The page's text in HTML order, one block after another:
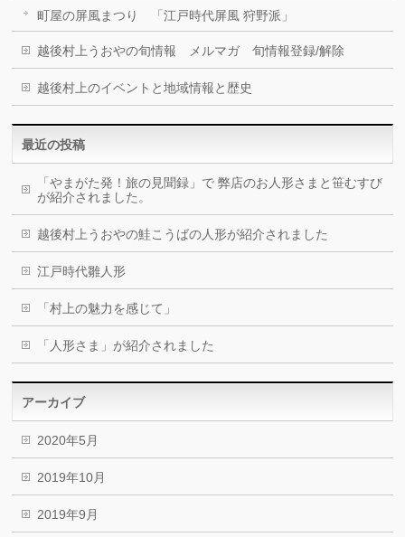
町屋の屏風まつり 「江戸時代屏風 狩野派」
越後村上うおやの旬情報 メルマガ 旬情報登録/解除
越後村上のイベントと地域情報と歴史
最近の投稿
「やまがた発！旅の見聞録」で 弊店のお人形さまと笹むすび
が紹介されました。
越後村上うおやの鮭こうばの人形が紹介されました
江戸時代雛人形
「村上の魅力を感じて」
「人形さま」が紹介されました
アーカイブ
2020年5月
2019年10月
2019年9月